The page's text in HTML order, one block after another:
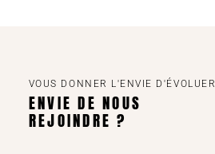
VOUS DONNER L'ENVIE D'ÉVOLUER
ENVIE DE NOUS
REJOINDRE ?